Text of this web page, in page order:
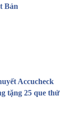
Bản
Accucheck
tặng 25 que thử